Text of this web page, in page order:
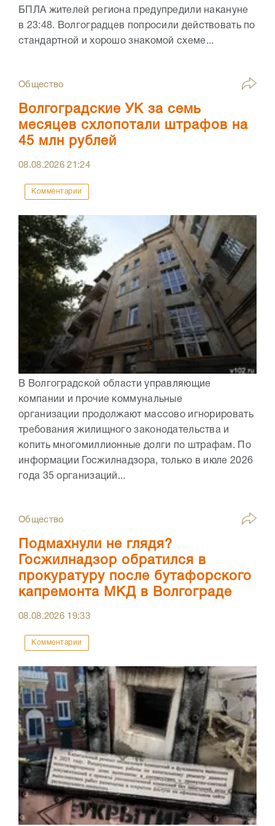
БПЛА жителей региона предупредили накануне
в 23:48. Волгоградцев попросили действовать по
стандартной и хорошо знакомой схеме...
Общество
Волгоградские УК за семь
месяцев схлопотали штрафов на
45 млн рублей
08.08.202621:24
Комментарии
В Волгоградской области управляющие
компании и прочие коммунальные
организации продолжают массово игнорировать
требования жилищного законодательства и
копить многомиллионные долги по штрафам. По
информации Госжилнадзора, только в июле 2026
года 35 организаций...
Общество
Подмахнули не глядя?
Госжилнадзор обратился в
прокуратуру после бутафорского
капремонта МКД в Волгограде
08.08.2026 19:33
Комментарии